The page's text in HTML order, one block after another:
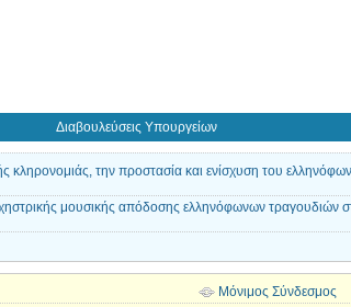
Διαβουλεύσεις Υπουργείων
κληρονομιάς, την προστασία και ενίσχυση του
μουσικής απόδοσης ελληνόφωνων τραγουδιών
Μόνιμος Σύνδεσμος